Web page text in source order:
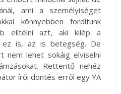
ami a személyiséget
könnyebben fordítunk
elítélni azt, aki kilép a
ez is, az is betegség. De
nem lehet sokáig elviselni
Rettentő nehéz
írői döntés erről egy YA